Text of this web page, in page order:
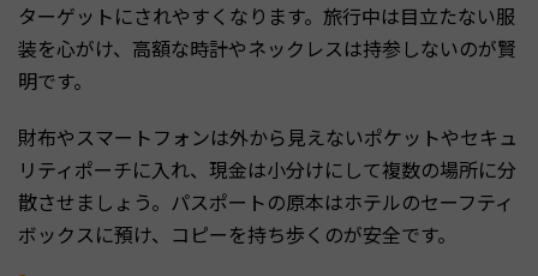
ターゲットにされやすくなります。旅行中は目立たない服
装を心がけ、高額な時計やネックレスは持参しないのが賢
明です。
財布やスマートフォンは外から見えないポケットやセキュ
リティポーチに入れ、現金は小分けにして複数の場所に分
散させましょう。パスポートの原本はホテルのセーフティ
ボックスに預け、コピーを持ち歩くのが安全です。